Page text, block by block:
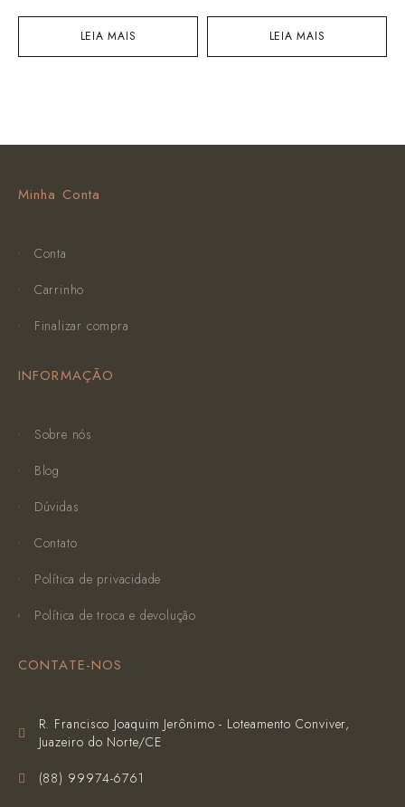
LEIA MAIS LEIA MAIS
Minha Conta
Conta
Carrinho
Finalizar compra
INFORMAÇÃO
Sobre nós
Blog
Dúvidas
Contato
Política de privacidade
Política de troca e devolução
CONTATE-NOS
R. Francisco Joaquim Jerônimo - Loteamento Conviver,
Juazeiro do Norte/CE
(‪88) 99974-6761‬